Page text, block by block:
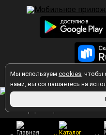
Мы используем cookies, чтобы
нами, вы соглашаетесь на
2026 © Колба
Вы принимаете условия политики
персональных данных
любой форме обратной связи на